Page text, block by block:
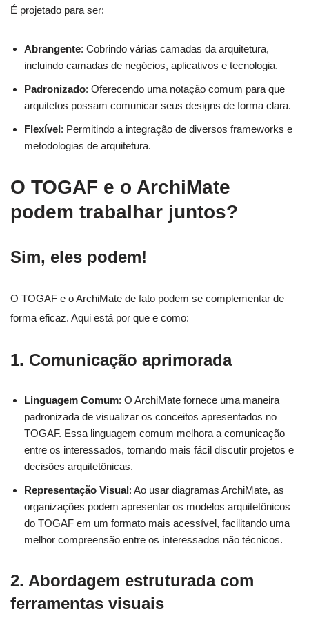
É projetado para ser:
Abrangente: Cobrindo várias camadas da arquitetura,
incluindo camadas de negócios, aplicativos e tecnologia.
Padronizado: Oferecendo uma notação comum para que
arquitetos possam comunicar seus designs de forma clara.
Flexível: Permitindo a integração de diversos frameworks e
metodologias de arquitetura.
O TOGAF e o ArchiMate
podem trabalhar juntos?
Sim, eles podem!
O TOGAF e o ArchiMate de fato podem se complementar de
forma eficaz. Aqui está por que e como:
1. Comunicação aprimorada
Linguagem Comum: O ArchiMate fornece uma maneira
padronizada de visualizar os conceitos apresentados no
TOGAF. Essa linguagem comum melhora a comunicação
entre os interessados, tornando mais fácil discutir projetos e
decisões arquitetônicas.
Representação Visual: Ao usar diagramas ArchiMate, as
organizações podem apresentar os modelos arquitetônicos
do TOGAF em um formato mais acessível, facilitando uma
melhor compreensão entre os interessados não técnicos.
2. Abordagem estruturada com
ferramentas visuais